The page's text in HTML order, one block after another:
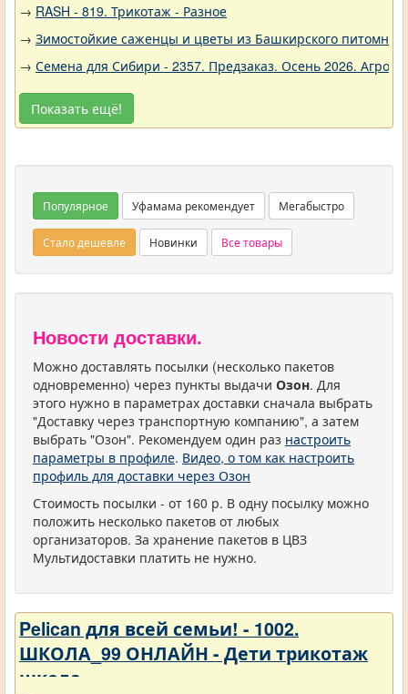
→ RASH - 819. Трикотаж - Разное
→ Зимостойкие саженцы и цветы из Башкирского
→ Семена для Сибири - 2357. Предзаказ. Осень 2026.
Показать ещё!
Популярное Уфамама рекомендует Мегабыстро
Стало дешевле Новинки Все товары
Новости доставки.
Можно доставлять посылки (несколько пакетов
одновременно) через пункты выдачи Озон. Для
этого нужно в параметрах доставки сначала выбрать
"Доставку через транспортную компанию", а затем
выбрать "Озон". Рекомендуем один раз настроить
параметры в профиле. Видео, о том как настроить
профиль для доставки через Озон
Стоимость посылки - от 160 р. В одну посылку можно
положить несколько пакетов от любых
организаторов. За хранение пакетов в ЦВЗ
Мультидоставки платить не нужно.
Pelican для всей семьи! - 1002.
ШКОЛА_99 ОНЛАЙН - Дети трикотаж
школа